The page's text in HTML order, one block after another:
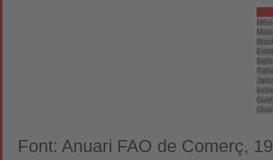
Índia
Font: Anuari FAO de Comerç,